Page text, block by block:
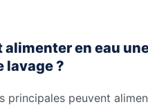
alimenter en eau
lavage ?
principales peuvent